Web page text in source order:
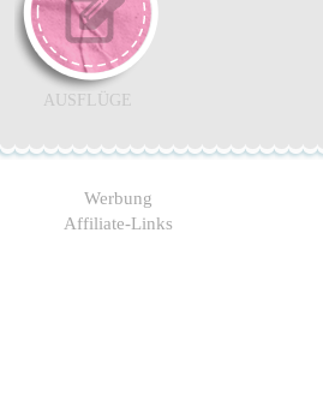
AUSFLÜGE
Werbung
Affiliate-Links